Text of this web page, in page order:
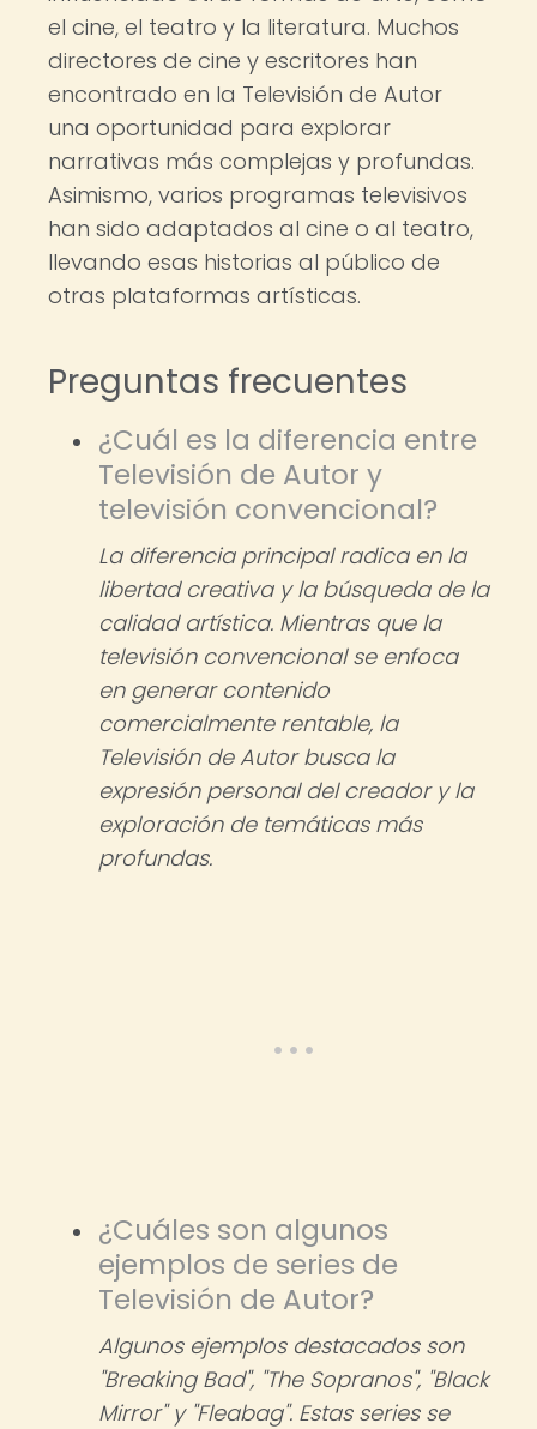
el cine, el teatro y la literatura. Muchos
directores de cine y escritores han
encontrado en la Televisión de Autor
una oportunidad para explorar
narrativas más complejas y profundas.
Asimismo, varios programas televisivos
han sido adaptados al cine o al teatro,
llevando esas historias al público de
otras plataformas artísticas.
Preguntas frecuentes
¿Cuál es la diferencia entre
Televisión de Autor y
televisión convencional?
La diferencia principal radica en la
libertad creativa y la búsqueda de la
calidad artística. Mientras que la
televisión convencional se enfoca
en generar contenido
comercialmente rentable, la
Televisión de Autor busca la
expresión personal del creador y la
exploración de temáticas más
profundas.
¿Cuáles son algunos
ejemplos de series de
Televisión de Autor?
Algunos ejemplos destacados son
"Breaking Bad", "The Sopranos", "Black
Mirror" y "Fleabag". Estas series se